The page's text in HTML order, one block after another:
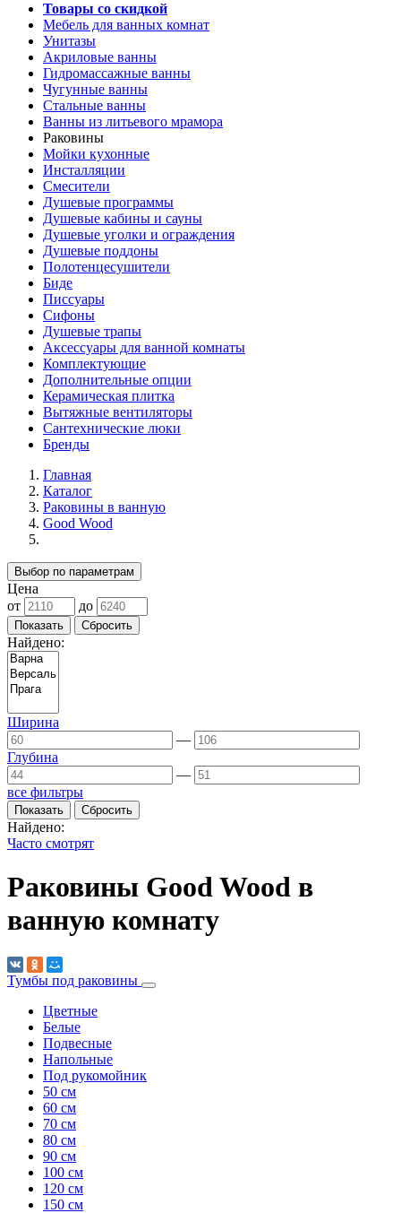
Товары со скидкой
Мебель для ванных комнат
Унитазы
Акриловые ванны
Гидромассажные ванны
Чугунные ванны
Стальные ванны
Ванны из литьевого мрамора
Раковины
Мойки кухонные
Инсталляции
Смесители
Душевые программы
Душевые кабины и сауны
Душевые уголки и ограждения
Душевые поддоны
Полотенцесушители
Биде
Писсуары
Сифоны
Душевые трапы
Аксессуары для ванной комнаты
Комплектующие
Дополнительные опции
Керамическая плитка
Вытяжные вентиляторы
Сантехнические люки
Бренды
Главная
Каталог
Раковины в ванную
Good Wood
Выбор по параметрам
Цена
от
до
Найдено:
Ширина
—
Глубина
—
все фильтры
Найдено:
Часто смотрят
Раковины Good Wood в
ванную комнату
Тумбы под раковины
Цветные
Белые
Подвесные
Напольные
Под рукомойник
50 см
60 см
70 см
80 см
90 см
100 см
120 см
150 см